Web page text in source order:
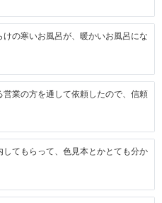
の寒いお風呂が、暖かいお風呂にな
営業の方を通して依頼したので、信頼
してもらって、色見本とかとても分か